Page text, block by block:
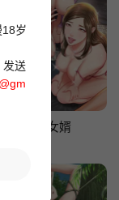
财阀家的女婿
岁
发送